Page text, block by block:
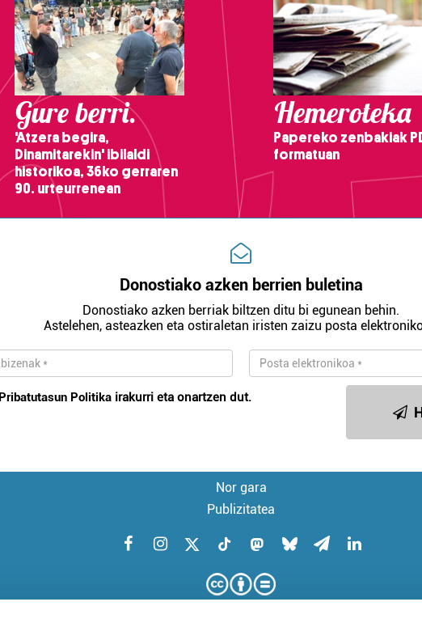
Gure berri.
'Atzera begira,
Dinamitarekin' ibilaldi
historikoa, 36ko gerraren
90. urteurrenean
Hemeroteka
Papereko zenbakiak
formatuan
Donostiako azken berrien buletina
Donostiako azken berriak biltzen ditu bi egunean behin.
Astelehen, asteazken eta ostiraletan iristen zaizu posta
Pribatutasun Politika irakurri eta onartzen dut.
Nor gara
Publizitatea